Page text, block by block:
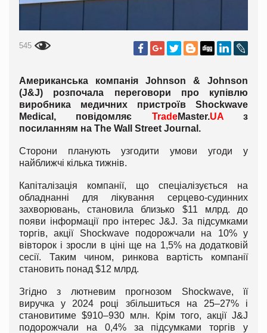
545
Американська компанія Johnson & Johnson
(J&J) розпочала переговори про купівлю
виробника медичних пристроїв Shockwave
Medical, повідомляє TradeMaster.UAз
посиланням на The Wall Street Journal.
Сторони планують узгодити умови угоди у
найближчі кілька тижнів.
Капіталізація компанії, що спеціалізується на
обладнанні для лікування серцево-судинних
захворювань, становила близько $11 млрд. до
появи інформації про інтерес J&J. За підсумками
торгів, акції Shockwave подорожчали на 10% у
вівторок і зросли в ціні ще на 1,5% на додатковій
сесії. Таким чином, ринкова вартість компанії
становить понад $12 млрд.
Згідно з лютневим прогнозом Shockwave, її
виручка у 2024 році збільшиться на 25–27% і
становитиме $910–930 млн. Крім того, акції J&J
подорожчали на 0,4% за підсумками торгів у